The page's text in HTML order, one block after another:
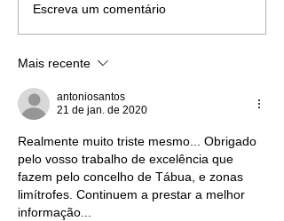
ATIVAÇÃO DO PLANO
MUNICIPAL DE
PROTEÇÃO CIVIL DE
TÁBUA
Escreva um comentário
Mais recente
antoniosantos
21 de jan. de 2020
Realmente muito triste mesmo... Obrigado
pelo vosso trabalho de excelência que
fazem pelo concelho de Tábua, e zonas
limítrofes. Continuem a prestar a melhor
informação...